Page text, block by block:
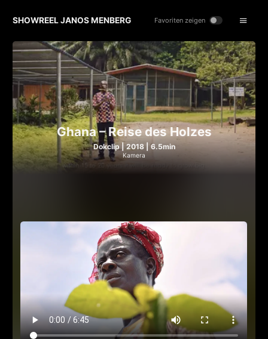
Ghana – Reise des Holzes
Dokclip | 2018 | 6.5min
Kamera
SHOWREEL JANOS MENBERG Favoriten zeigen